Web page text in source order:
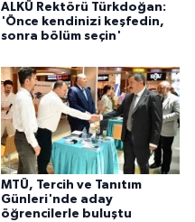
ALKÜ Rektörü Türkdoğan:
'Önce kendinizi keşfedin,
sonra bölüm seçin'
MTÜ, Tercih ve Tanıtım
Günleri'nde aday
öğrencilerle buluştu